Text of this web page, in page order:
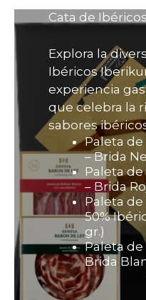
Cata de Ibéricos
Explora la
Ibéricos
experiencia
que celebra la
sabores
Paleta de
– Brida
Paleta
– Brida
Paleta
50%
gr.)
Paleta de
Brida